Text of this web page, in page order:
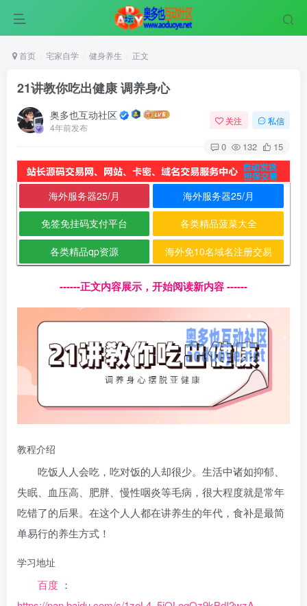
首页 宅家自学 健身养生 正文
21讲教你吃出健康 调养身心
奥多也互动社区
4年前发布
关注 私信
0 132 15
海外服务器25/月 海外服务器25/月
免签免挂码支付平台 各类精品菠菜大全
各类精品qp资源 海外免10名域名注册交易
------正文内容展示，开始阅读新内容 ------
教程介绍
吃饭人人会吃，吃对饭的人却很少。生活中诸如抑郁、
失眠、血压高、肥胖、慢性咽炎等毛病，很大程度就是常年
吃错了的后果。在这个人人都在讲养生的年代，食补是最简
单易行的养生方式！
学习地址
百度 ：